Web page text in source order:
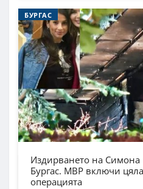
БУРГАС
Издирването на Симона
Бургас. МВР включи
операцията